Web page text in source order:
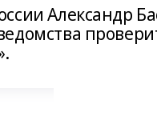
Александр